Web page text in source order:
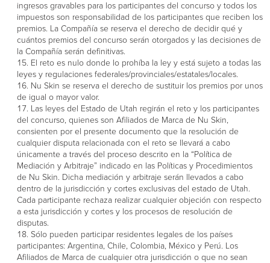
ingresos gravables para los participantes del concurso y todos los
impuestos son responsabilidad de los participantes que reciben los
premios. La Compañía se reserva el derecho de decidir qué y
cuántos premios del concurso serán otorgados y las decisiones de
la Compañía serán definitivas.
El reto es nulo donde lo prohíba la ley y está sujeto a todas las
leyes y regulaciones federales/provinciales/estatales/locales.
Nu Skin se reserva el derecho de sustituir los premios por unos
de igual o mayor valor.
Las leyes del Estado de Utah regirán el reto y los participantes
del concurso, quienes son Afiliados de Marca de Nu Skin,
consienten por el presente documento que la resolución de
cualquier disputa relacionada con el reto se llevará a cabo
únicamente a través del proceso descrito en la “Política de
Mediación y Arbitraje” indicado en las Políticas y Procedimientos
de Nu Skin. Dicha mediación y arbitraje serán llevados a cabo
dentro de la jurisdicción y cortes exclusivas del estado de Utah.
Cada participante rechaza realizar cualquier objeción con respecto
a esta jurisdicción y cortes y los procesos de resolución de
disputas.
Sólo pueden participar residentes legales de los países
participantes: Argentina, Chile, Colombia, México y Perú. Los
Afiliados de Marca de cualquier otra jurisdicción o que no sean